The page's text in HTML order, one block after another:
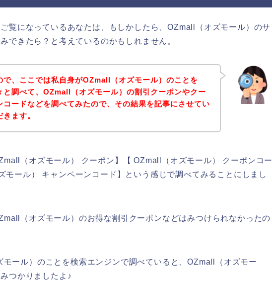
覧になっているあなたは、もしかしたら、OZmall（オズモール）のサ
できたら？と考えているのかもしれません。
で、ここでは私自身がOZmall（オズモール）のことを
と調べて、OZmall（オズモール）の割引クーポンやクー
コードなどを調べてみたので、その結果を記事にさせてい
きます。
（オズモール） クーポン】【 OZmall（オズモール） クーポンコー
モール） キャンペーンコード】という感じで調べてみることにしまし
（オズモール）のお得な割引クーポンなどはみつけられなかったの
モール）のことを検索エンジンで調べていると、OZmall（オズモー
つかりましたよ♪